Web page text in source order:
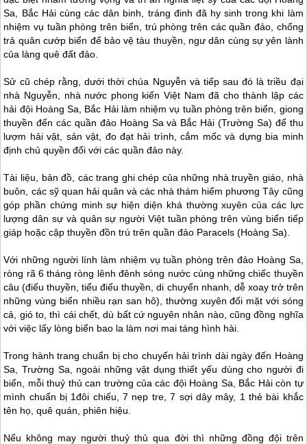
Sa, Bắc Hải cùng các dân binh, tráng đinh đã hy sinh trong khi làm
nhiệm vụ tuần phòng trên biển, trú phòng trên các quần đảo, chống
trả quân cướp biển để bảo vệ tàu thuyền, ngư dân cùng sự yên lành
của làng quê đất đảo.
Sử cũ chép rằng, dưới thời chúa Nguyễn và tiếp sau đó là triều đại
nhà Nguyễn, nhà nước phong kiến Việt Nam đã cho thành lập các
hải đội Hoàng Sa, Bắc Hải làm nhiệm vụ tuần phòng trên biển, giong
thuyền đến các quần đảo Hoàng Sa và Bắc Hải (Trường Sa) để thu
lượm hải vật, sản vật, đo đạt hải trình, cắm mốc và dựng bia minh
định chủ quyền đối với các quần đảo này.
Tài liệu, bản đồ, các trang ghi chép của những nhà truyền giáo, nhà
buôn, các sỹ quan hải quân và các nhà thám hiểm phương Tây cũng
góp phần chứng minh sự hiện diện khá thường xuyên của các lực
lượng dân sự và quân sự người Việt tuần phòng trên vùng biển tiếp
giáp hoặc cập thuyền đồn trú trên quần đảo Paracels (Hoàng Sa).
Với những người lính làm nhiệm vụ tuần phòng trên đảo Hoàng Sa,
ròng rã 6 tháng ròng lênh đênh sóng nước cùng những chiếc thuyền
câu (điếu thuyền, tiểu điếu thuyền, di chuyển nhanh, dễ xoay trở trên
những vùng biển nhiều rạn san hô), thường xuyên đối mặt với sóng
cả, gió to, thì cái chết, dù bất cứ nguyên nhân nào, cũng đồng nghĩa
với việc lấy lòng biển bao la làm nơi mai táng hình hài.
Trong hành trang chuẩn bị cho chuyến hải trình dài ngày đến Hoàng
Sa, Trường Sa, ngoài những vật dụng thiết yếu dùng cho người đi
biển, mỗi thuỷ thủ can trường của các đội Hoàng Sa, Bắc Hải còn tự
mình chuẩn bị 1đôi chiếu, 7 nẹp tre, 7 sợi dây mây, 1 thẻ bài khắc
tên họ, quê quán, phiên hiệu.
Nếu không may người thuỷ thủ qua đời thì những đồng đội trên